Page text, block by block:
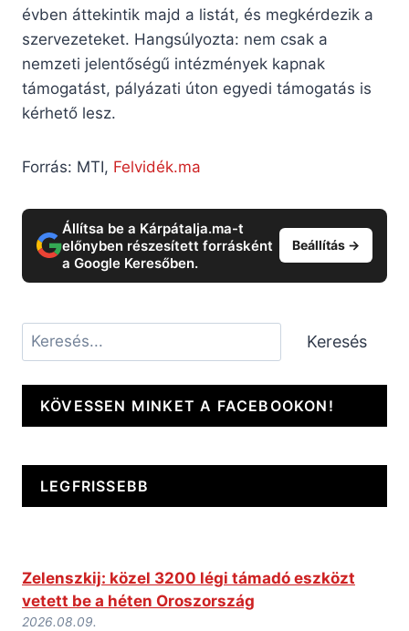
évben áttekintik majd a listát, és megkérdezik a
szervezeteket. Hangsúlyozta: nem csak a
nemzeti jelentőségű intézmények kapnak
támogatást, pályázati úton egyedi támogatás is
kérhető lesz.
Forrás: MTI, Felvidék.ma
Állítsa be a Kárpátalja.ma-t
előnyben részesített forrásként
a Google Keresőben.
Beállítás →
Keresés Keresés
KÖVESSEN MINKET A FACEBOOKON!
LEGFRISSEBB
Zelenszkij: közel 3200 légi támadó eszközt
vetett be a héten Oroszország
2026.08.09.